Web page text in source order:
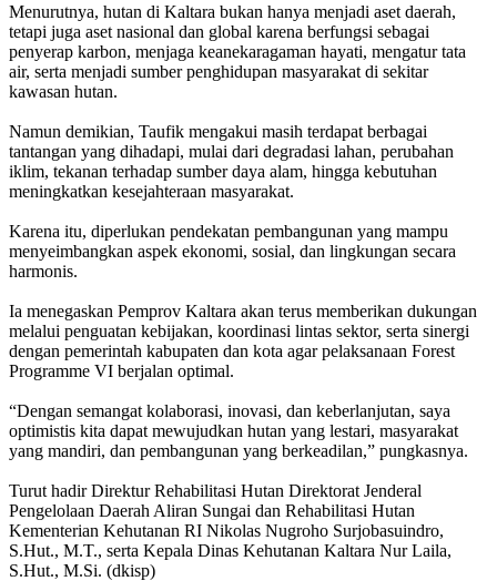
Menurutnya, hutan di Kaltara bukan hanya menjadi aset daerah,
tetapi juga aset nasional dan global karena berfungsi sebagai
penyerap karbon, menjaga keanekaragaman hayati, mengatur tata
air, serta menjadi sumber penghidupan masyarakat di sekitar
kawasan hutan.
Namun demikian, Taufik mengakui masih terdapat berbagai
tantangan yang dihadapi, mulai dari degradasi lahan, perubahan
iklim, tekanan terhadap sumber daya alam, hingga kebutuhan
meningkatkan kesejahteraan masyarakat.
Karena itu, diperlukan pendekatan pembangunan yang mampu
menyeimbangkan aspek ekonomi, sosial, dan lingkungan secara
harmonis.
Ia menegaskan Pemprov Kaltara akan terus memberikan dukungan
melalui penguatan kebijakan, koordinasi lintas sektor, serta sinergi
dengan pemerintah kabupaten dan kota agar pelaksanaan Forest
Programme VI berjalan optimal.
“Dengan semangat kolaborasi, inovasi, dan keberlanjutan, saya
optimistis kita dapat mewujudkan hutan yang lestari, masyarakat
yang mandiri, dan pembangunan yang berkeadilan,” pungkasnya.
Turut hadir Direktur Rehabilitasi Hutan Direktorat Jenderal
Pengelolaan Daerah Aliran Sungai dan Rehabilitasi Hutan
Kementerian Kehutanan RI Nikolas Nugroho Surjobasuindro,
S.Hut., M.T., serta Kepala Dinas Kehutanan Kaltara Nur Laila,
S.Hut., M.Si. (dkisp)